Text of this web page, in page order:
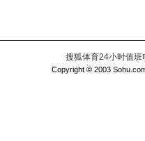
搜狐体育24小时值
Copyright © 2003